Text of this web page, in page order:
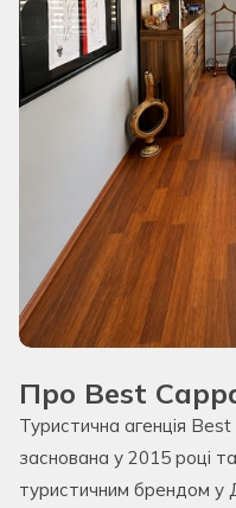
Про Best
Туристична агенція
заснована у 2015 році
туристичним брендом у